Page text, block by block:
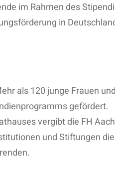
im Rahmen des
in
als 120 junge Frauen
gefördert.
vergibt die FH
und Stiftungen die